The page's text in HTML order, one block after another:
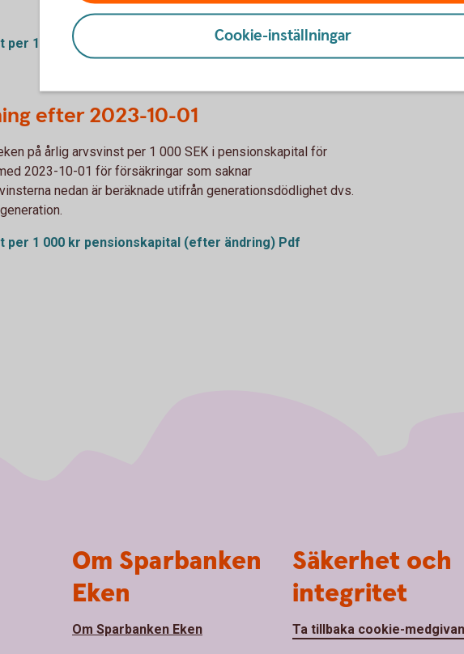
per 1 000 kr pensionskapital (före ändring) Pdf
efter 2023-10-01
på årlig arvsvinst per 1 000 SEK i pensionskapital för
2023-10-01 för försäkringar som saknar
nedan är beräknade utifrån generationsdödlighet dvs.
per 1 000 kr pensionskapital (efter ändring) Pdf
Cookie-inställningar
Om Sparbanken
Eken
Om Sparbanken Eken
Säkerhet och
integritet
Ta tillbaka cookie-